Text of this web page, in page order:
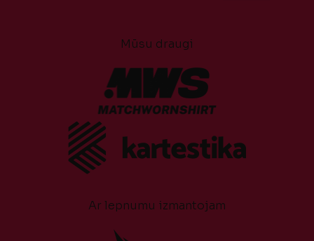
Mūsu draugi
Ar lepnumu izmantojam